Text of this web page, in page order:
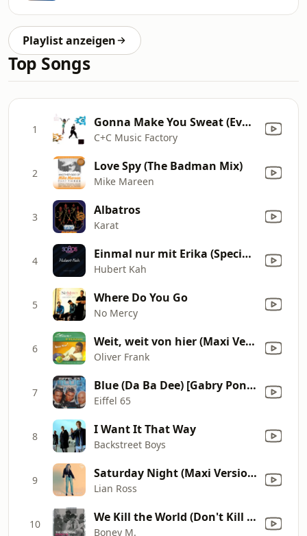
Playlist anzeigen
Top Songs
1 Gonna Make You Sweat (Everybody Dance Now) [feat. Freedom Williams]
C+C Music Factory
2 Love Spy (The Badman Mix)
Mike Mareen
3 Albatros
Karat
4 Einmal nur mit Erika (Special Maxi Version)
Hubert Kah
5 Where Do You Go
No Mercy
6 Weit, weit von hier (Maxi Version)
Oliver Frank
7 Blue (Da Ba Dee) [Gabry Ponte Ice Pop Mix]
Eiffel 65
8 I Want It That Way
Backstreet Boys
9 Saturday Night (Maxi Version)
Lian Ross
10 We Kill the World (Don't Kill the World)
Boney M.